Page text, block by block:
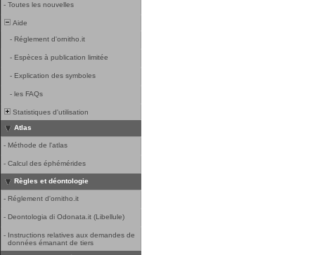
- Toutes les nouvelles
Aide
- Réglement d'ornitho.it
- Espèces à publication limitée
- Explication des symboles
- les FAQs
Statistiques d'utilisation
Atlas
- Méthode de l'atlas
- Calcul des éphémérides
Règles et déontologie
- Réglement d'ornitho.it
- Deontologia di Odonata.it (Libellule)
- Instructions relatives aux demandes de
données émanant de tiers